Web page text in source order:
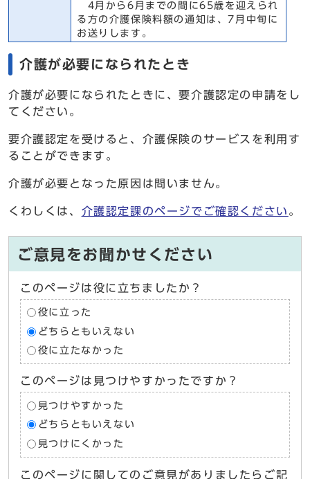
4月から6月までの間に65歳を迎えられ
る方の介護保険料額の通知は、7月中旬に
お送りします。
介護が必要になられたとき
介護が必要になられたときに、要介護認定の申請をし
てください。
要介護認定を受けると、介護保険のサービスを利用す
ることができます。
介護が必要となった原因は問いません。
くわしくは、 介護認定課のページでご確認ください 。
ご意見をお聞かせください
このページは役に立ちましたか？
役に立った
どちらともいえない
役に立たなかった
このページは見つけやすかったですか？
見つけやすかった
どちらともいえない
見つけにくかった
このページに関してのご意見がありましたらご記